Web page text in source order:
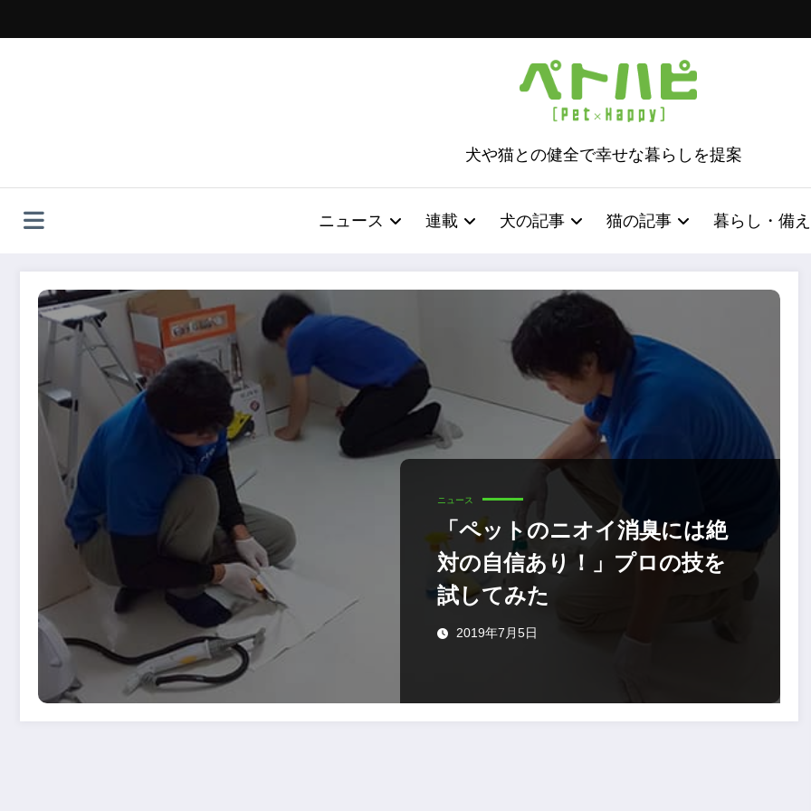
ッ
犬や猫との健全で幸せな暮らしを提案
ニュース 連載 犬の記事 猫の記事 暮らし・備え
ニュース
「ペットのニオイ消臭には絶
対の自信あり！」プロの技を
試してみた
2019年7月5日